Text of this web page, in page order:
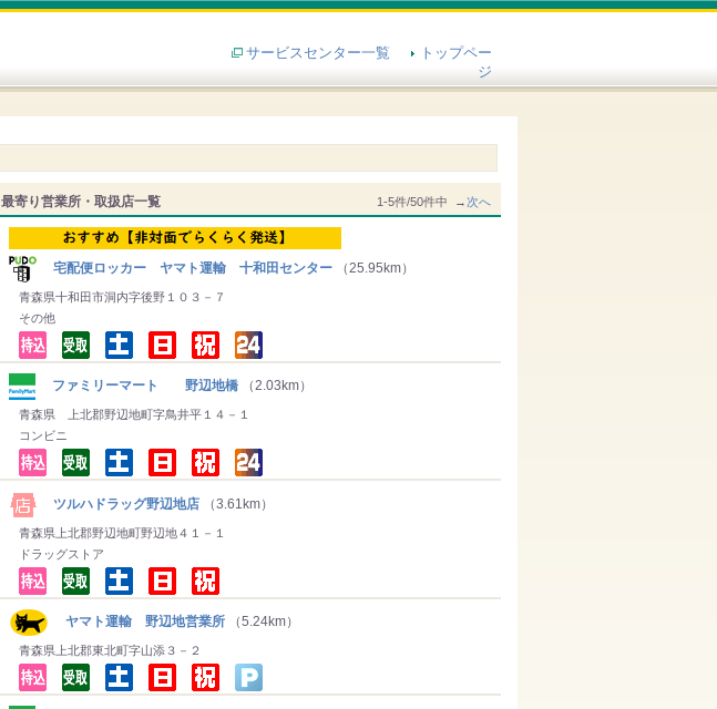
サービスセンター一覧
トップペー
ジ
最寄り営業所・取扱店一覧 1-5件/50件中 →次へ
宅配便ロッカー ヤマト運輸 十和田センター （25.95km）
青森県十和田市洞内字後野１０３－７
その他
ファミリーマート 野辺地橋 （2.03km）
青森県 上北郡野辺地町字鳥井平１４－１
コンビニ
ツルハドラッグ野辺地店 （3.61km）
青森県上北郡野辺地町野辺地４１－１
ドラッグストア
ヤマト運輸 野辺地営業所 （5.24km）
青森県上北郡東北町字山添３－２